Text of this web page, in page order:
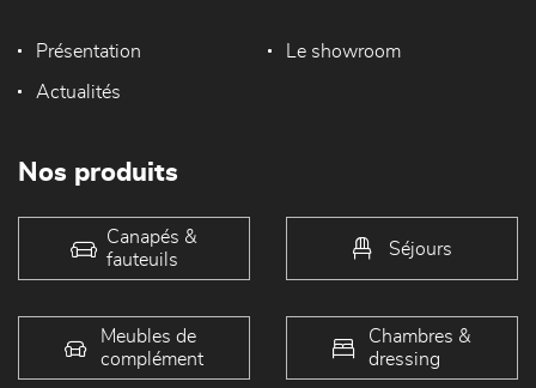
Présentation Le showroom
Actualités
Nos produits
Canapés &
fauteuils
Séjours
Meubles de
complément
Chambres &
dressing